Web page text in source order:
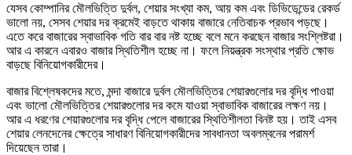
যেসব কোম্পানির মৌলভিত্তি দুর্বল, শেয়ার সংখ্যা কম, আয় কম এবং ডিভিডেন্ডের রেকর্ড
ভালো নয়, সেসব শেয়ার দর ক্রমেই বাড়তে থাকায় বাজারে নেতিবাচক প্রভাব পড়ছে।
এতে করে বাজারের স্বাভাবিক গতি বার বার নষ্ট হচ্ছে বলে মনে করছেন বাজার সংশ্লিষ্টরা।
আর এ কারনে এবারও বাজার স্থিতিশীল হচ্ছে না। ফলে নিয়ন্ত্রক সংস্থার প্রতি ক্ষোভ
বাড়ছে বিনিয়োগকারীদের।
বাজার বিশ্লেষকদের মতে, মন্দা বাজারে দুর্বল মৌলভিত্তির শেয়ারগুলোর দর বৃদ্ধি পাওয়া
এবং ভালো মৌলভিত্তির শেয়ারগুলোর দর কমে যাওয়া স্বাভাবিক বাজারের লক্ষণ নয়।
আর এ ধরণের শেয়ারগুলোর দর বৃদ্ধি পেলে বাজারের স্থিতিশীলতা বিনষ্ট হয়। তাই এসব
শেয়ার লেনদেনের ক্ষেত্রে সাধারণ বিনিয়োগকারীদের সাবধানতা অবলম্বনের পরামর্শ
দিয়েছেন তারা।